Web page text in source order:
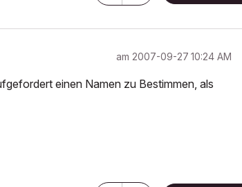
am ‎2007-09-27 10:24 AM
einen Namen zu Bestimmen, als